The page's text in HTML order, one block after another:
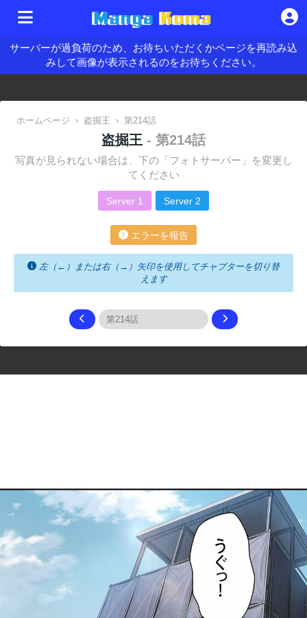
サーバーが過負荷のため、お待ちいただくかページを再読み込
みして画像が表示されるのをお待ちください。
ホームページ › 盗掘王 › 第214話
盗掘王 - 第214話
写真が見られない場合は、下の「フォトサーバー」を変更し
てください
Server 1 Server 2
エラーを報告
左（←）または右（→）矢印を使用してチャプターを切り替
えます